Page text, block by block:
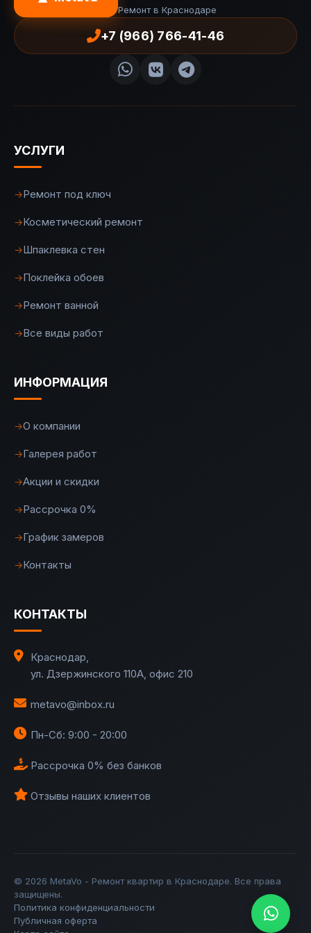
Ремонт в Краснодаре
+7 (966) 766-41-46
УСЛУГИ
→Ремонт под ключ
→Косметический ремонт
→Шпаклевка стен
→Поклейка обоев
→Ремонт ванной
→Все виды работ
ИНФОРМАЦИЯ
→О компании
→Галерея работ
→Акции и скидки
→Рассрочка 0%
→График замеров
→Контакты
КОНТАКТЫ
Краснодар,
ул. Дзержинского 110А, офис 210
metavo@inbox.ru
Пн-Сб: 9:00 - 20:00
Рассрочка 0% без банков
Отзывы наших клиентов
© 2026 MetaVo - Ремонт квартир в Краснодаре. Все права
защищены.
Политика конфиденциальности
Публичная оферта